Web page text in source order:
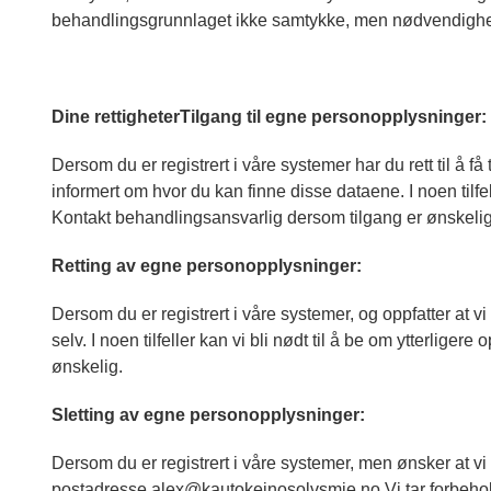
behandlingsgrunnlaget ikke samtykke, men
Dine rettigheterTilgang til egne personopplysninger:
Dersom du er registrert i våre systemer har du rett til å
informert om hvor du kan finne disse dataene. I noen
Kontakt behandlingsansvarlig dersom tilgang er
Retting av egne personopplysninger:
Dersom du er registrert i våre systemer, og oppfatter at
selv. I noen tilfeller kan vi bli nødt til å be om ytterligere
ønskelig.
Sletting av egne personopplysninger:
Dersom du er registrert i våre systemer, men ønsker at